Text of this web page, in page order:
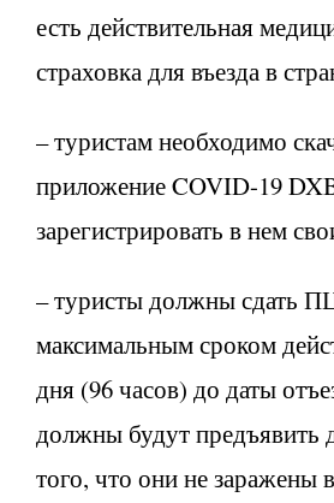
есть действительная
страховка для въезда в
– туристам необходимо
приложение COVID-19
зарегистрировать в нем
– туристы должны сдать
максимальным сроком
дня (96 часов) до даты
должны будут предъявить
того, что они не заражены